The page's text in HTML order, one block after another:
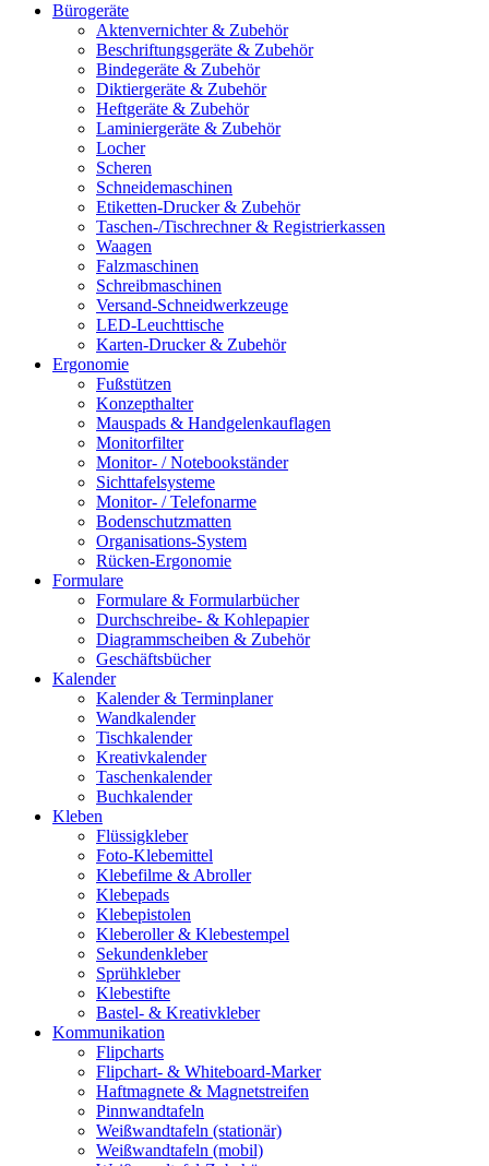
Bürogeräte
Aktenvernichter & Zubehör
Beschriftungsgeräte & Zubehör
Bindegeräte & Zubehör
Diktiergeräte & Zubehör
Heftgeräte & Zubehör
Laminiergeräte & Zubehör
Locher
Scheren
Schneidemaschinen
Etiketten-Drucker & Zubehör
Taschen-/Tischrechner & Registrierkassen
Waagen
Falzmaschinen
Schreibmaschinen
Versand-Schneidwerkzeuge
LED-Leuchttische
Karten-Drucker & Zubehör
Ergonomie
Fußstützen
Konzepthalter
Mauspads & Handgelenkauflagen
Monitorfilter
Monitor- / Notebookständer
Sichttafelsysteme
Monitor- / Telefonarme
Bodenschutzmatten
Organisations-System
Rücken-Ergonomie
Formulare
Formulare & Formularbücher
Durchschreibe- & Kohlepapier
Diagrammscheiben & Zubehör
Geschäftsbücher
Kalender
Kalender & Terminplaner
Wandkalender
Tischkalender
Kreativkalender
Taschenkalender
Buchkalender
Kleben
Flüssigkleber
Foto-Klebemittel
Klebefilme & Abroller
Klebepads
Klebepistolen
Kleberoller & Klebestempel
Sekundenkleber
Sprühkleber
Klebestifte
Bastel- & Kreativkleber
Kommunikation
Flipcharts
Flipchart- & Whiteboard-Marker
Haftmagnete & Magnetstreifen
Pinnwandtafeln
Weißwandtafeln (stationär)
Weißwandtafeln (mobil)